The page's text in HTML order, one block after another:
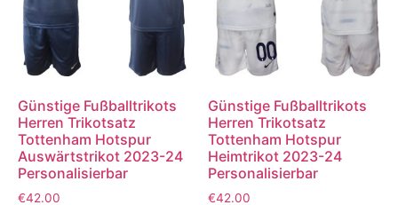
Günstige Fußballtrikots
Herren Trikotsatz
Tottenham Hotspur
Auswärtstrikot 2023-24
Personalisierbar
€42.00
Günstige Fußballtrikots
Herren Trikotsatz
Tottenham Hotspur
Heimtrikot 2023-24
Personalisierbar
€42.00